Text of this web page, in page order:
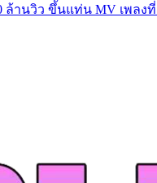
ล้านวิว ขึ้นแท่น MV เพล